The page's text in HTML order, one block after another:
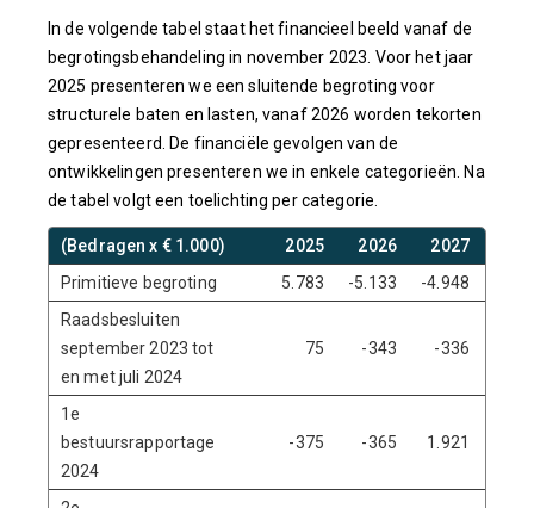
In de volgende tabel staat het financieel beeld vanaf de
begrotingsbehandeling in november 2023. Voor het jaar
2025 presenteren we een sluitende begroting voor
structurele baten en lasten, vanaf 2026 worden tekorten
gepresenteerd. De financiële gevolgen van de
ontwikkelingen presenteren we in enkele categorieën. Na
de tabel volgt een toelichting per categorie.
(Bedragen x € 1.000) 2025 2026 2027
Primitieve begroting
5.783 -5.133 -4.948
Raadsbesluiten
september 2023 tot
en met juli 2024
75 -343 -336
1e
bestuursrapportage
2024
-375 -365 1.921